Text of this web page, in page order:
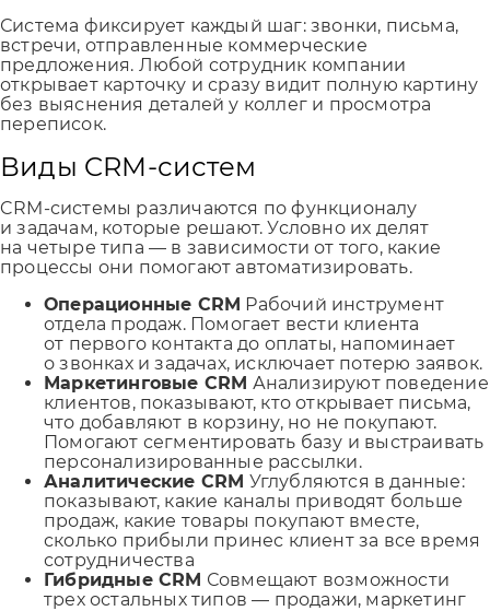
Система фиксирует каждый шаг: звонки, письма,
встречи, отправленные коммерческие
предложения. Любой сотрудник компании
открывает карточку и сразу видит полную картину
без выяснения деталей у коллег и просмотра
переписок.
Виды CRM-систем
CRM-системы различаются по функционалу
и задачам, которые решают. Условно их делят
на четыре типа — в зависимости от того, какие
процессы они помогают автоматизировать.
Операционные CRM Рабочий инструмент
отдела продаж. Помогает вести клиента
от первого контакта до оплаты, напоминает
о звонках и задачах, исключает потерю заявок.
Маркетинговые CRM Анализируют поведение
клиентов, показывают, кто открывает письма,
что добавляют в корзину, но не покупают.
Помогают сегментировать базу и выстраивать
персонализированные рассылки.
Аналитические CRM Углубляются в данные:
показывают, какие каналы приводят больше
продаж, какие товары покупают вместе,
сколько прибыли принес клиент за все время
сотрудничества
Гибридные CRM Совмещают возможности
трех остальных типов — продажи, маркетинг